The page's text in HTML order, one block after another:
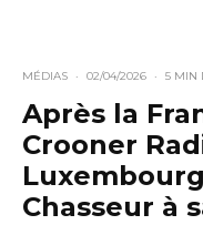
MÉDIAS · 02/04/2026 · 5 MIN
Après la
Crooner
Chasseur à